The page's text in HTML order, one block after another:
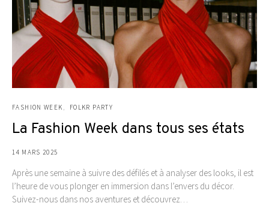
FASHION WEEK FOLKR PARTY
La Fashion Week dans tous ses états
14 MARS 2025
Après une semaine à suivre des défilés et à analyser des looks, il est
l’heure de vous plonger en immersion dans l’envers du décor.
Suivez-nous dans nos aventures et découvrez…